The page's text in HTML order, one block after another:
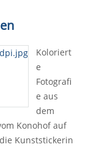
Koloriert
e
Fotografi
e aus
dem
Konohof auf
Kunststickerin